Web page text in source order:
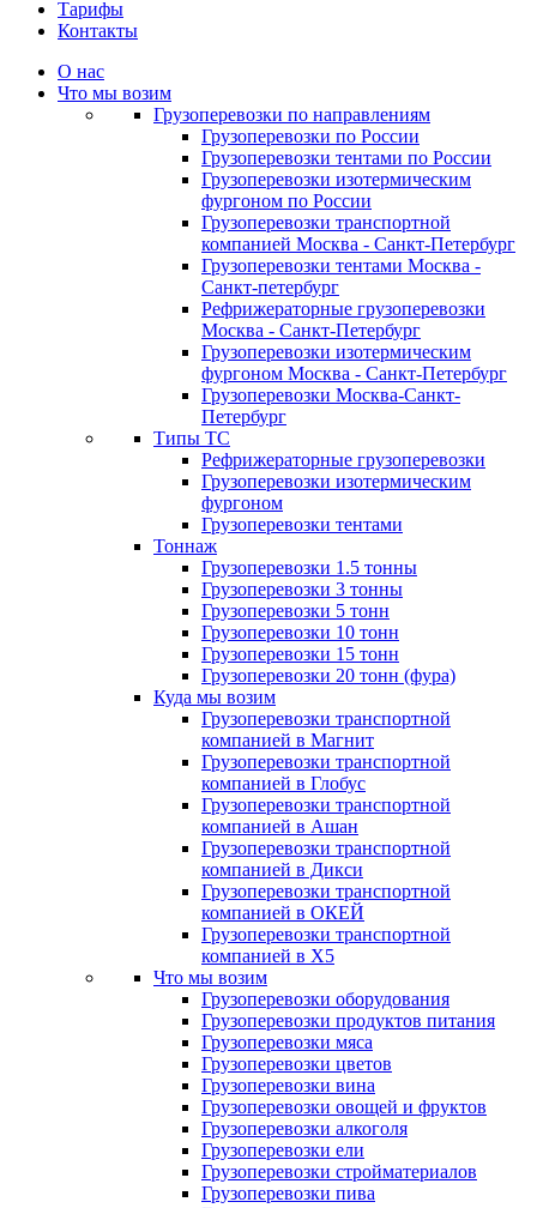
Тарифы
Контакты
О нас
Что мы возим
Грузоперевозки по направлениям
Грузоперевозки по России
Грузоперевозки тентами по России
Грузоперевозки изотермическим
фургоном по России
Грузоперевозки транспортной
компанией Москва - Санкт-Петербург
Грузоперевозки тентами Москва -
Санкт-петербург
Рефрижераторные грузоперевозки
Москва - Санкт-Петербург
Грузоперевозки изотермическим
фургоном Москва - Санкт-Петербург
Грузоперевозки Москва-Санкт-
Петербург
Типы ТС
Рефрижераторные грузоперевозки
Грузоперевозки изотермическим
фургоном
Грузоперевозки тентами
Тоннаж
Грузоперевозки 1.5 тонны
Грузоперевозки 3 тонны
Грузоперевозки 5 тонн
Грузоперевозки 10 тонн
Грузоперевозки 15 тонн
Грузоперевозки 20 тонн (фура)
Куда мы возим
Грузоперевозки транспортной
компанией в Магнит
Грузоперевозки транспортной
компанией в Глобус
Грузоперевозки транспортной
компанией в Ашан
Грузоперевозки транспортной
компанией в Дикси
Грузоперевозки транспортной
компанией в ОКЕЙ
Грузоперевозки транспортной
компанией в X5
Что мы возим
Грузоперевозки оборудования
Грузоперевозки продуктов питания
Грузоперевозки мяса
Грузоперевозки цветов
Грузоперевозки вина
Грузоперевозки овощей и фруктов
Грузоперевозки алкоголя
Грузоперевозки ели
Грузоперевозки стройматериалов
Грузоперевозки пива